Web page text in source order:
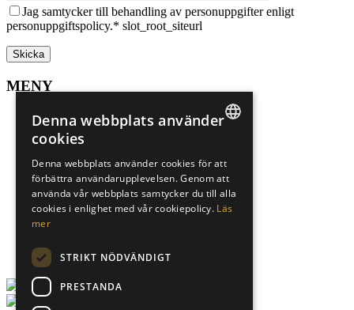
Jag samtycker till behandling av personuppgifter enligt
personuppgiftspolicy.* slot_root_siteurl
MENY
Sälj din bostad
Spekulantregister
Mer om Marbella
Mer om Alicante
Sökuppdrag
Underhand
Finansiär
Karriär
Om oss
Integritetspolicy
ENGLISH
SPANISH
Denna webbplats använder
cookies
Denna webbplats använder cookies för att
förbättra användarupplevelsen. Genom att
använda vår webbplats samtycker du till alla
cookies i enlighet med vår cookiepolicy. Läs
mer
STRIKT NÖDVÄNDIGT
PRESTANDA